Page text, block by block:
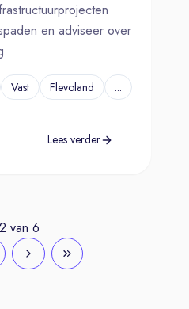
en adviseer over
Vast Flevoland ...
Lees verder
2 van 6